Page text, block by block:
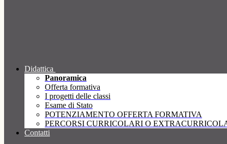
Didattica
Panoramica
Offerta formativa
I progetti delle classi
Esame di Stato
POTENZIAMENTO OFFERTA FORMATIVA
PERCORSI CURRICOLARI O
Contatti